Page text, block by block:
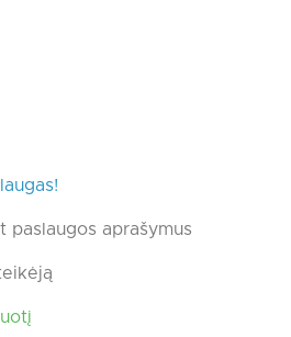
paslaugos aprašymus